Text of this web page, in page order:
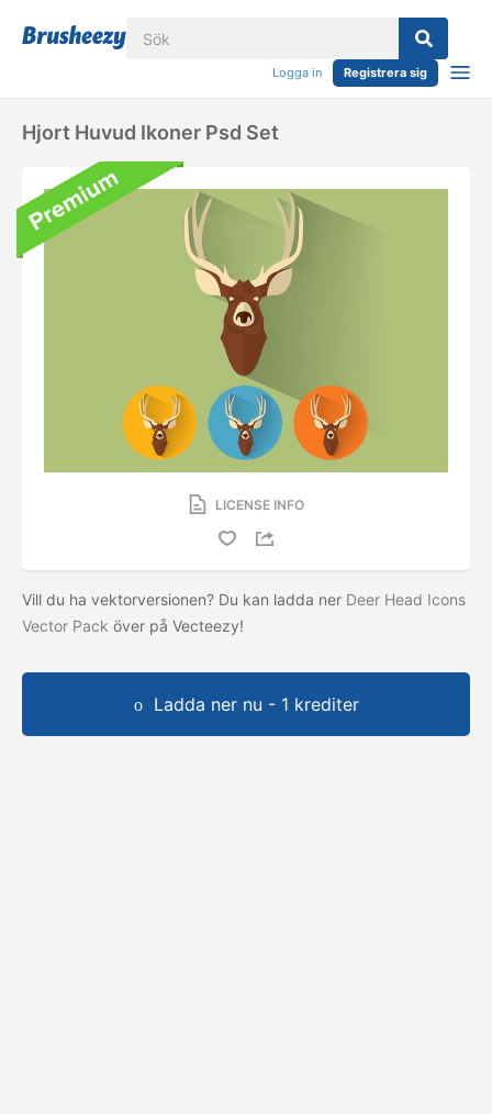
Logga in Registrera sig
Hjort Huvud Ikoner Psd Set
LICENSE INFO
Vill du ha vektorversionen? Du kan ladda ner Deer Head Icons
Vector Pack över på Vecteezy!
Ladda ner nu - 1 krediter